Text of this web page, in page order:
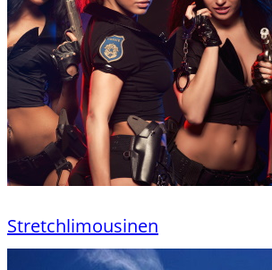
Stretchlimousinen